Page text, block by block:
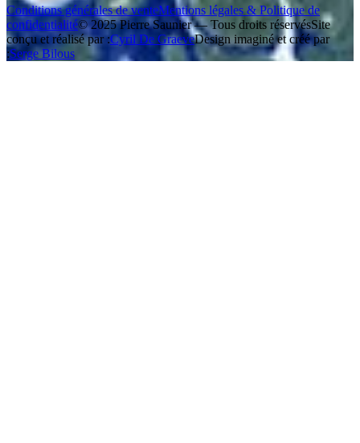
Conditions générales de venteMentions légales & Politique de
confidentialité© 2025 Pierre Saunier — Tous droits réservésSite
conçu et réalisé par :Cyril De GraeveDesign imaginé et créé par
:Serge Bilous